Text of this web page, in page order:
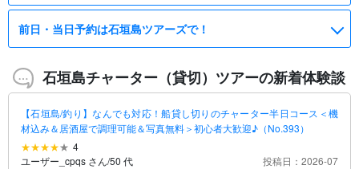
前日・当日予約は石垣島ツアーズで！
石垣島チャーター（貸切）ツアーの新着体験談
【石垣島/釣り】なんでも対応！船貸し切りのチャーター半日コース＜機
材込み＆居酒屋で調理可能＆写真無料＞初心者大歓迎♪（No.393）
4
ユーザー_cpqs さん/50 代
投稿日：2026-07